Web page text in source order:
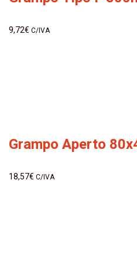
9,72€ C/IVA
Grampo Aperto
18,57€ C/IVA